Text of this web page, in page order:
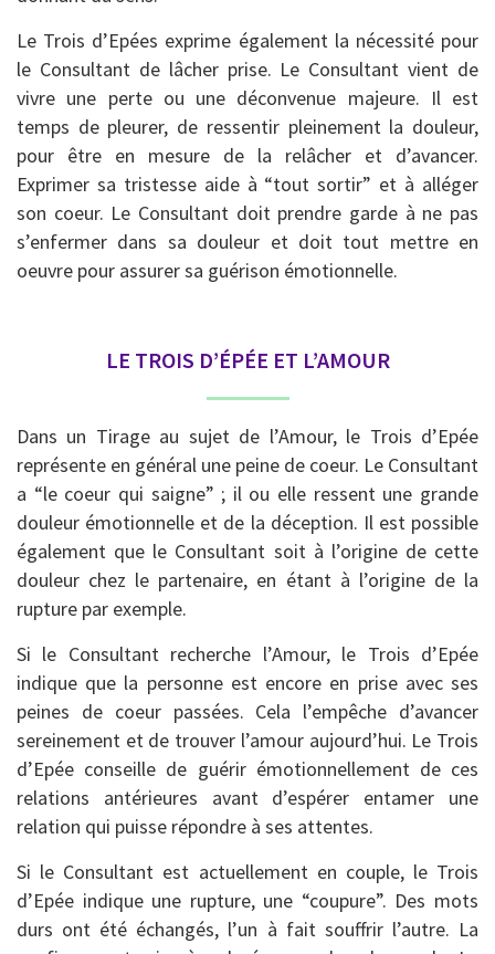
Le Trois d’Epées exprime également la nécessité pour
le Consultant de lâcher prise. Le Consultant vient de
vivre une perte ou une déconvenue majeure. Il est
temps de pleurer, de ressentir pleinement la douleur,
pour être en mesure de la relâcher et d’avancer.
Exprimer sa tristesse aide à “tout sortir” et à alléger
son coeur. Le Consultant doit prendre garde à ne pas
s’enfermer dans sa douleur et doit tout mettre en
oeuvre pour assurer sa guérison émotionnelle.
LE TROIS D’ÉPÉE ET L’AMOUR
Dans un Tirage au sujet de l’Amour, le Trois d’Epée
représente en général une peine de coeur. Le Consultant
a “le coeur qui saigne” ; il ou elle ressent une grande
douleur émotionnelle et de la déception. Il est possible
également que le Consultant soit à l’origine de cette
douleur chez le partenaire, en étant à l’origine de la
rupture par exemple.
Si le Consultant recherche l’Amour, le Trois d’Epée
indique que la personne est encore en prise avec ses
peines de coeur passées. Cela l’empêche d’avancer
sereinement et de trouver l’amour aujourd’hui. Le Trois
d’Epée conseille de guérir émotionnellement de ces
relations antérieures avant d’espérer entamer une
relation qui puisse répondre à ses attentes.
Si le Consultant est actuellement en couple, le Trois
d’Epée indique une rupture, une “coupure”. Des mots
durs ont été échangés, l’un à fait souffrir l’autre. La